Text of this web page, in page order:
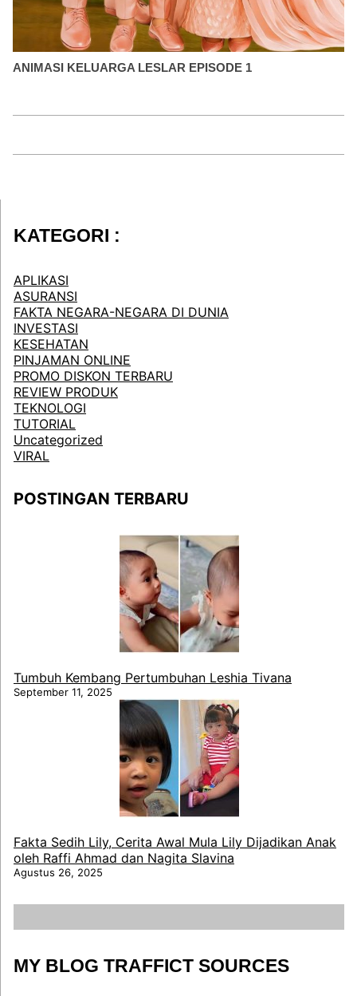
ANIMASI KELUARGA LESLAR EPISODE 1
KATEGORI :
APLIKASI
ASURANSI
FAKTA NEGARA-NEGARA DI DUNIA
INVESTASI
KESEHATAN
PINJAMAN ONLINE
PROMO DISKON TERBARU
REVIEW PRODUK
TEKNOLOGI
TUTORIAL
Uncategorized
VIRAL
POSTINGAN TERBARU
Tumbuh Kembang Pertumbuhan Leshia Tivana
September 11, 2025
Fakta Sedih Lily, Cerita Awal Mula Lily Dijadikan Anak
oleh Raffi Ahmad dan Nagita Slavina
Agustus 26, 2025
MY BLOG TRAFFICT SOURCES